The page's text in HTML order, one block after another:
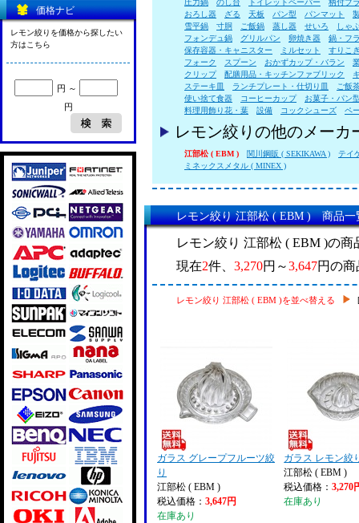
圧力鍋
のし台 トイレットペーパー
柄付ブ
おろし器
ざる 天板 パン型 パンマット
雪平鍋
寸胴 ご飯鍋 蒸し器 せいろ
しゃ
フォンデュ鍋
グリルパン 卵焼き器
鍋・フ
保存容器・キャニスター
ミルセット
すりこ
フォーク
スプーン おかずカップ・バラン
クリップ
配膳用品・キッチンファブリック
ステーキ皿
ランチプレート・仕切り皿
ご飯
使い捨て食器
コーヒーカップ
お菓子・パン
料理用飾り花・葉
設備 コックシューズ ペ
レモン絞りの他のメーカ
江部松 ( EBM ) 関川鋼販 ( SEKIKAWA )
テイ
ミネックスメタル ( MINEX )
レモン絞り 江部松 ( EBM ) 商品一
レモン絞り 江部松 ( EBM )の商
現在2件、 3,270円～3,647円の
レモン絞り 江部松 ( EBM )を並べ替える
ガラス グレープフルーツ絞
り
江部松 ( EBM )
税込価格： 3,647円
在庫あり
ガラス レモン絞
江部松 ( EBM )
税込価格：3,270
在庫あり
価格ナビ
レモン絞りを価格から探したい
方はこちら
円 ～
円